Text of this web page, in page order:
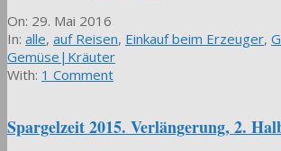
2016-
05-
29
On: 29. Mai 2016
In: alle, auf Reisen, Einkauf beim Erzeuger,
Gemüse|Kräuter
With: 1 Comment
Spargelzeit 2015. Verlängerung, 2.